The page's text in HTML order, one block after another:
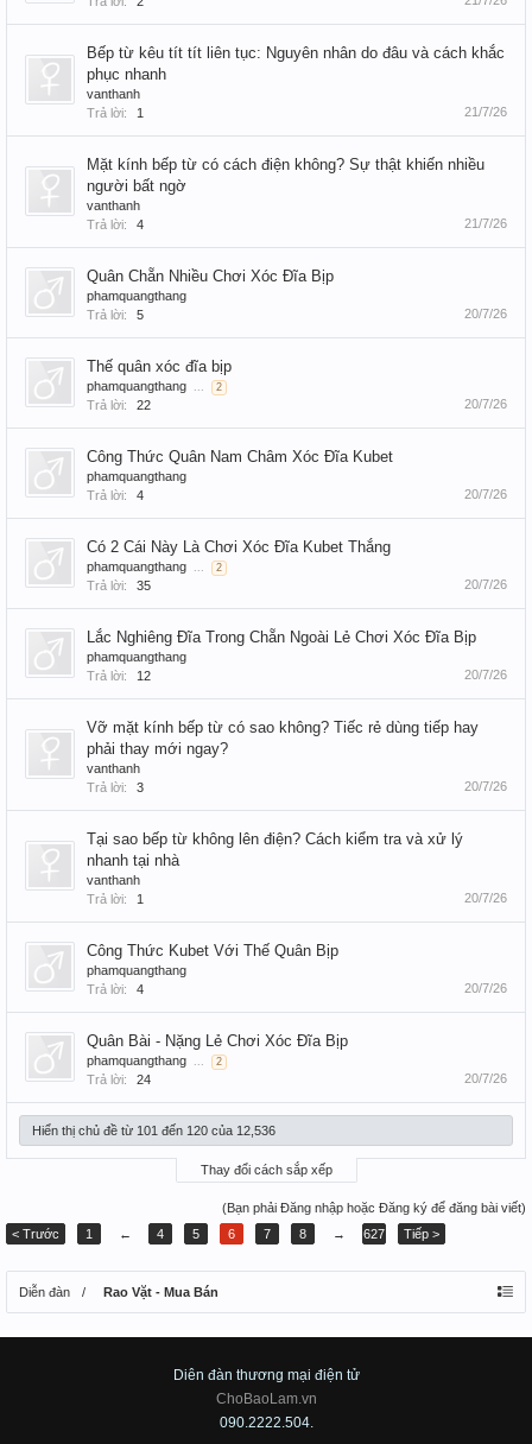
Bếp từ kêu tít tít liên tục: Nguyên nhân do đâu và cách khắc
phục nhanh
vanthanh
Trả lời:
1 21/7/26
Mặt kính bếp từ có cách điện không? Sự thật khiến nhiều
người bất ngờ
vanthanh
Trả lời:
4 21/7/26
Quân Chẵn Nhiều Chơi Xóc Đĩa Bịp
phamquangthang
Trả lời:
5 20/7/26
Thế quân xóc đĩa bịp
phamquangthang ... 2
Trả lời: 22 20/7/26
Công Thức Quân Nam Châm Xóc Đĩa Kubet
phamquangthang
Trả lời:
4 20/7/26
Có 2 Cái Này Là Chơi Xóc Đĩa Kubet Thắng
phamquangthang ... 2
Trả lời: 35 20/7/26
Lắc Nghiêng Đĩa Trong Chẵn Ngoài Lẻ Chơi Xóc Đĩa Bịp
phamquangthang
Trả lời:
12 20/7/26
Vỡ mặt kính bếp từ có sao không? Tiếc rẻ dùng tiếp hay
phải thay mới ngay?
vanthanh
Trả lời:
3 20/7/26
Tại sao bếp từ không lên điện? Cách kiểm tra và xử lý
nhanh tại nhà
vanthanh
Trả lời:
1 20/7/26
Công Thức Kubet Với Thế Quân Bịp
phamquangthang
Trả lời:
4 20/7/26
Quân Bài - Nặng Lẻ Chơi Xóc Đĩa Bịp
phamquangthang ... 2
Trả lời: 24 20/7/26
Hiển thị chủ đề từ 101 đến 120 của 12,536
Thay đổi cách sắp xếp
(Bạn phải Đăng nhập hoặc Đăng ký để đăng bài viết)
< Trước
1 ← 4 5 6 7 8 → 627 Tiếp >
Diễn đàn Rao Vặt - Mua Bán
Diên đàn thương mại điện tử
ChoBaoLam.vn
090.2222.504.